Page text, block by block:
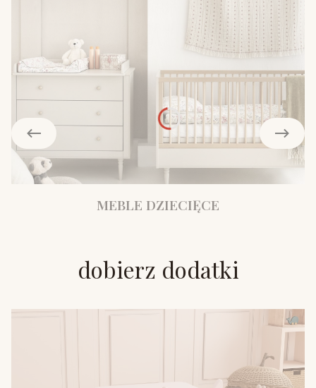
MEBLE DZIECIĘCE
dobierz dodatki